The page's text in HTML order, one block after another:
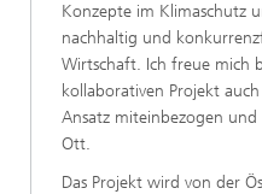
Konzepte im Klimaschutz
nachhaltig und
Wirtschaft. Ich freue mich
kollaborativen Projekt
Ansatz miteinbezogen
Ott.
Das Projekt wird von der